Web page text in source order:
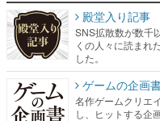
殿堂入り記事
SNS拡散数が数千
くの人々に読まれ
した。
ゲームの企画
名作ゲームクリエ
し、ヒットする企